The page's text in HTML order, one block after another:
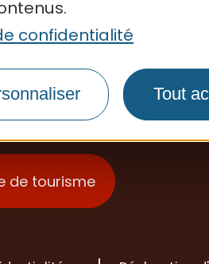
confidentialité
Tout
newsletter
de tourisme